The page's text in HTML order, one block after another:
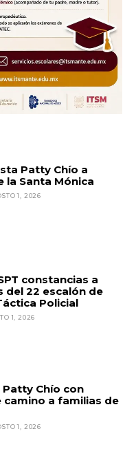
Patty Chío a
la Santa Mónica
1, 2026
constancias a
del 22 escalón de
Policial
1, 2026
Chío con
camino a familias de
1, 2026